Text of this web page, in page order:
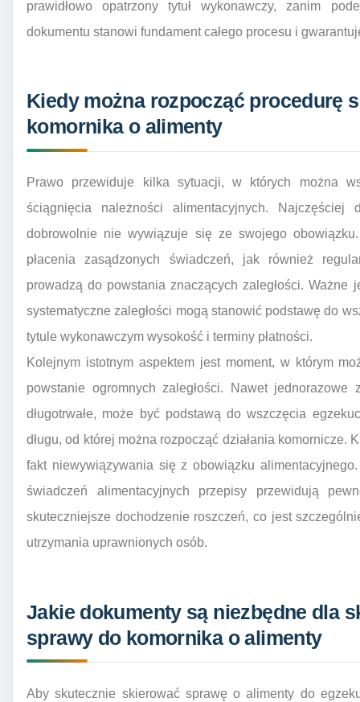
prawidłowo opatrzony tytuł wykonawczy, zanim
dokumentu stanowi fundament całego procesu i
Kiedy można rozpocząć procedurę
komornika o alimenty
Prawo przewiduje kilka sytuacji, w których można
ściągnięcia należności alimentacyjnych.
dobrowolnie nie wywiązuje się ze swojego
płacenia zasądzonych świadczeń, jak również
prowadzą do powstania znaczących zaległości.
systematyczne zaległości mogą stanowić podstawę do
tytule wykonawczym wysokość i terminy płatności.
Kolejnym istotnym aspektem jest moment, w którym
powstanie ogromnych zaległości. Nawet
długotrwałe, może być podstawą do wszczęcia
długu, od której można rozpocząć działania komornicze.
fakt niewywiązywania się z obowiązku
świadczeń alimentacyjnych przepisy przewidują
skuteczniejsze dochodzenie roszczeń, co jest
utrzymania uprawnionych osób.
Jakie dokumenty są niezbędne dla
sprawy do komornika o alimenty
Aby skutecznie skierować sprawę o alimenty do